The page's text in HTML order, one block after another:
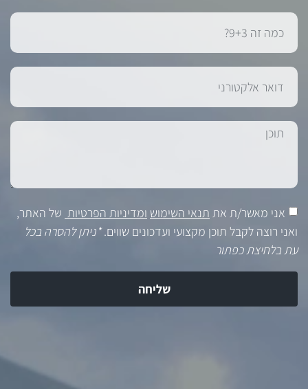
אני מאשר/ת את תנאי השימוש ומדיניות הפרטיות של האתר,
ואני רוצה לקבל תוכן מקצועי ועדכונים שווים.*ניתן להסרה בכל
עת בלחיצת כפתור
שליחה